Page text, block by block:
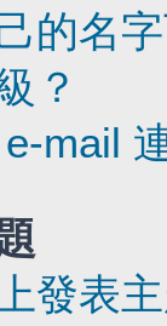
的名
？
mail
發表